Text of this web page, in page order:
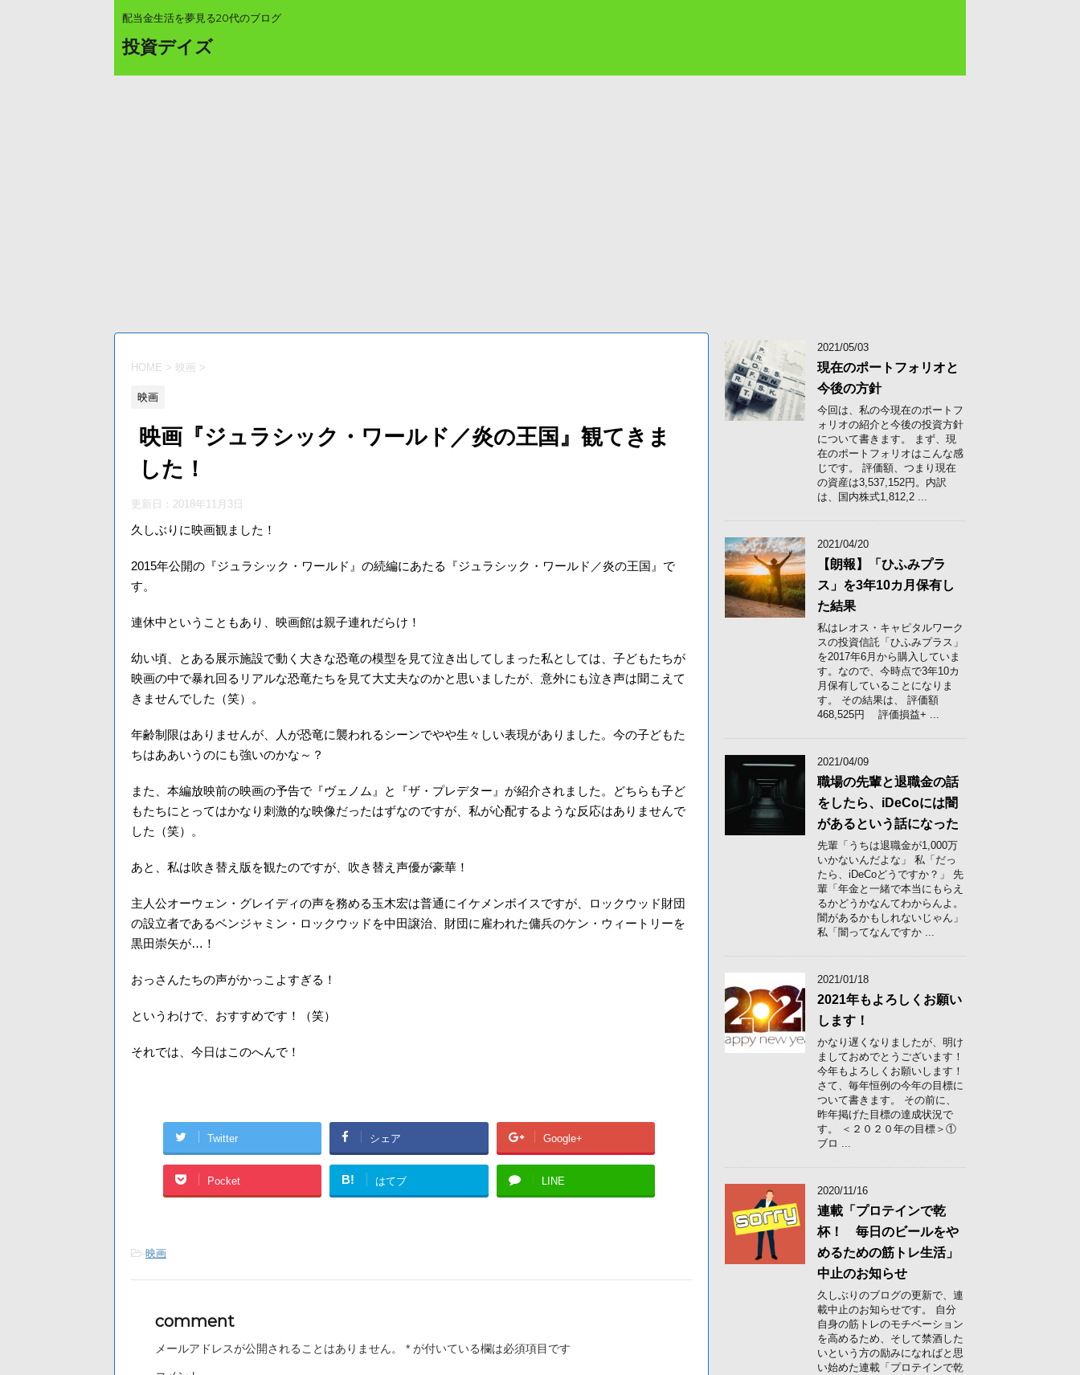
配当金生活を夢見る20代のブログ
投資デイズ
HOME > 映画 >
映画
映画『ジュラシック・ワールド／炎の王国』観てきま
した！
更新日： 2018年11月3日
久しぶりに映画観ました！
2015年公開の『ジュラシック・ワールド』の続編にあたる『ジュラシック・ワールド／炎の王国』で
す。
連休中ということもあり、映画館は親子連れだらけ！
幼い頃、とある展示施設で動く大きな恐竜の模型を見て泣き出してしまった私としては、子どもたちが
映画の中で暴れ回るリアルな恐竜たちを見て大丈夫なのかと思いましたが、意外にも泣き声は聞こえて
きませんでした（笑）。
年齢制限はありませんが、人が恐竜に襲われるシーンでやや生々しい表現がありました。今の子どもた
ちはああいうのにも強いのかな～？
また、本編放映前の映画の予告で『ヴェノム』と『ザ・プレデター』が紹介されました。どちらも子ど
もたちにとってはかなり刺激的な映像だったはずなのですが、私が心配するような反応はありませんで
した（笑）。
あと、私は吹き替え版を観たのですが、吹き替え声優が豪華！
主人公オーウェン・グレイディの声を務める玉木宏は普通にイケメンボイスですが、ロックウッド財団
の設立者であるベンジャミン・ロックウッドを中田譲治、財団に雇われた傭兵のケン・ウィートリーを
黒田崇矢が…！
おっさんたちの声がかっこよすぎる！
というわけで、おすすめです！（笑）
それでは、今日はこのへんで！
Twitter シェア Google+
Pocket B! はてブ LINE
-映画
comment
メールアドレスが公開されることはありません。 * が付いている欄は必須項目です
2021/05/03
現在のポートフォリオと
今後の方針
今回は、私の今現在のポートフ
ォリオの紹介と今後の投資方針
について書きます。 まず、現
在のポートフォリオはこんな感
じです。 評価額、つまり現在
の資産は3,537,152円。内訳
は、国内株式1,812,2 ...
2021/04/20
【朗報】「ひふみプラ
ス」を3年10カ月保有し
た結果
私はレオス・キャピタルワーク
スの投資信託「ひふみプラス」
を2017年6月から購入していま
す。なので、今時点で3年10カ
月保有していることになりま
す。 その結果は、 評価額
468,525円 評価損益+ ...
2021/04/09
職場の先輩と退職金の話
をしたら、iDeCoには闇
があるという話になった
先輩「うちは退職金が1,000万
いかないんだよな」 私「だっ
たら、iDeCoどうですか？」 先
輩「年金と一緒で本当にもらえ
るかどうかなんてわからんよ。
闇があるかもしれないじゃん」
私「闇ってなんですか ...
2021/01/18
2021年もよろしくお願い
します！
かなり遅くなりましたが、明け
ましておめでとうございます！
今年もよろしくお願いします！
さて、毎年恒例の今年の目標に
ついて書きます。 その前に、
昨年掲げた目標の達成状況で
す。 ＜２０２０年の目標＞①
ブロ ...
2020/11/16
連載「プロテインで乾
杯！ 毎日のビールをや
めるための筋トレ生活」
中止のお知らせ
久しぶりのブログの更新で、連
載中止のお知らせです。 自分
自身の筋トレのモチベーション
を高めるため、そして禁酒した
いという方の励みになればと思
い始めた連載「プロテインで乾